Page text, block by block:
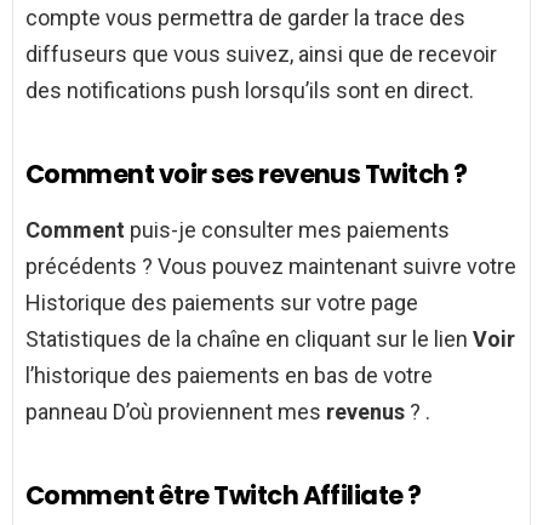
compte vous permettra de garder la trace des
diffuseurs que vous suivez, ainsi que de recevoir
des notifications push lorsqu’ils sont en direct.
Comment voir ses revenus Twitch ?
Comment puis-je consulter mes paiements
précédents ? Vous pouvez maintenant suivre votre
Historique des paiements sur votre page
Statistiques de la chaîne en cliquant sur le lien Voir
l’historique des paiements en bas de votre
panneau D’où proviennent mes revenus ? .
Comment être Twitch Affiliate ?